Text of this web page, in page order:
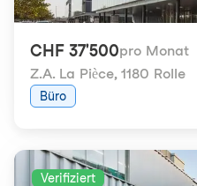
CHF 37'500pro Monat
Z.A. La Pièce, 1180 Rolle
Büro
Verifiziert